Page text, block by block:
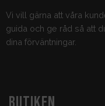
Vi vill gärna att våra
guida och ge råd så att
dina förväntningar.